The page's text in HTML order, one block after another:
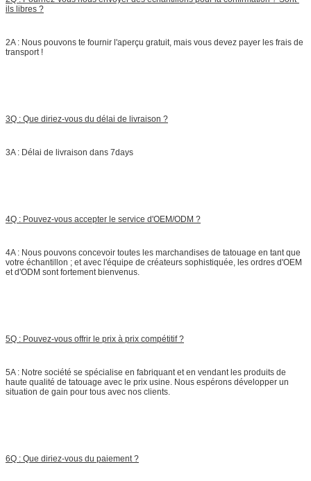
ils libres ?
2A : Nous pouvons te fournir l'aperçu gratuit, mais vous devez payer les frais de
transport !
3Q : Que diriez-vous du délai de livraison ?
3A : Délai de livraison dans 7days
4Q : Pouvez-vous accepter le service d'OEM/ODM ?
4A : Nous pouvons concevoir toutes les marchandises de tatouage en tant que
votre échantillon ; et avec l'équipe de créateurs sophistiquée, les ordres d'OEM
et d'ODM sont fortement bienvenus.
5Q : Pouvez-vous offrir le prix à prix compétitif ?
5A : Notre société se spécialise en fabriquant et en vendant les produits de
haute qualité de tatouage avec le prix usine. Nous espérons développer un
situation de gain pour tous avec nos clients.
6Q : Que diriez-vous du paiement ?